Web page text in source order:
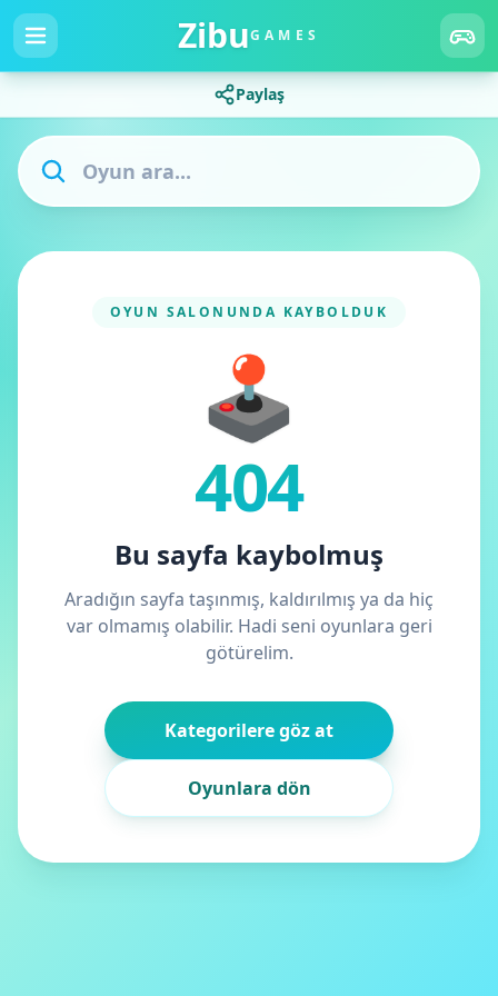
ZibuGAMES
Paylaş
OYUN SALONUNDA KAYBOLDUK
🕹️
404
Bu sayfa kaybolmuş
Aradığın sayfa taşınmış, kaldırılmış ya da hiç
var olmamış olabilir. Hadi seni oyunlara geri
götürelim.
Kategorilere göz at
Oyunlara dön